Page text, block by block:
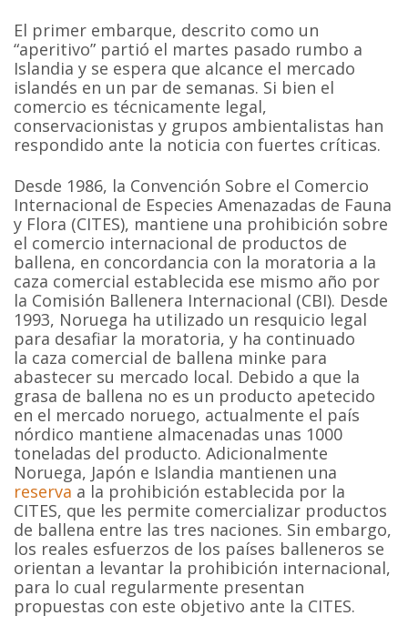
El primer embarque, descrito como un
“aperitivo” partió el martes pasado rumbo a
Islandia y se espera que alcance el mercado
islandés en un par de semanas. Si bien el
comercio es técnicamente legal,
conservacionistas y grupos ambientalistas han
respondido ante la noticia con fuertes críticas.
Desde 1986, la Convención Sobre el Comercio
Internacional de Especies Amenazadas de Fauna
y Flora (CITES), mantiene una prohibición sobre
el comercio internacional de productos de
ballena, en concordancia con la moratoria a la
caza comercial establecida ese mismo año por
la Comisión Ballenera Internacional (CBI). Desde
1993, Noruega ha utilizado un resquicio legal
para desafiar la moratoria, y ha continuado
la caza comercial de ballena minke para
abastecer su mercado local. Debido a que la
grasa de ballena no es un producto apetecido
en el mercado noruego, actualmente el país
nórdico mantiene almacenadas unas 1000
toneladas del producto. Adicionalmente
Noruega, Japón e Islandia mantienen una
reserva a la prohibición establecida por la
CITES, que les permite comercializar productos
de ballena entre las tres naciones. Sin embargo,
los reales esfuerzos de los países balleneros se
orientan a levantar la prohibición internacional,
para lo cual regularmente presentan
propuestas con este objetivo ante la CITES.